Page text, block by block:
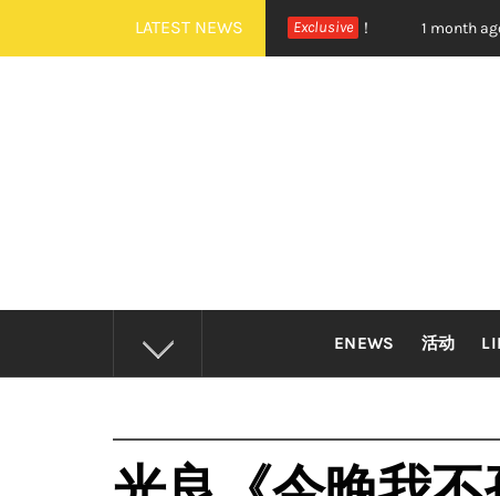
to
LATEST NEWS Exclusive
全新世界巡演大马站官宣！ 1 month ago 摇滚
ENEWS 活动